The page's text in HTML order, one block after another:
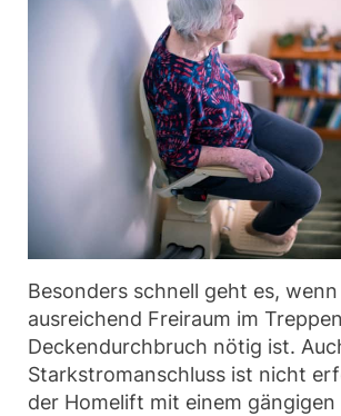
Besonders schnell geht es,
ausreichend Freiraum im
Deckendurchbruch nötig ist.
Starkstromanschluss ist nicht
der Homelift mit einem